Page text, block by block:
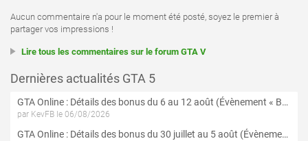
Aucun commentaire n'a pour le moment été posté, soyez le premier à
partager vos impressions !
Lire tous les commentaires sur le forum GTA V
Dernières actualités GTA 5
GTA Online : Détails des bonus du 6 au 12 août (Évènement « Braquages de l'été » - Suite et fin)
par KevFB le 06/08/2026
GTA Online : Détails des bonus du 30 juillet au 5 août (Évènement « Braquages d'été »)